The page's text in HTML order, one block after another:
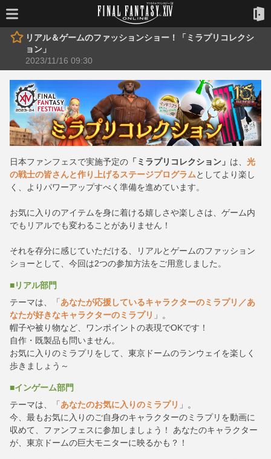
リアル＆ゲームのファッションショー！「ミラプリコレクシ
ョン」
2023/11/16 09:30
日本ファンフェスで実施予定の「ミラプリコレクション」 は、 光
の戦士の皆さんと作り上げるステージプログラムとしてより楽し
く、よりパワーアップすべく準備を進めています。
お気に入りのアイテムを身に着ける嬉しさや楽しさは、ゲーム内
でもリアルでも変わることがありません！
それを存分に感じていただける、リアルとゲームのファッション
ショーとして、今回は2つの参加方法をご用意しました。
■リアル部門
テーマは、「 あなたが応援しているキャラクターのミラプリ／あ
なたが好きなキャラクターのミラプリ 」。
帽子や被り物など、ワンポイントの表現でOKです！
自作・既製品も問いません。
お気に入りのミラプリをして、東京ドームのランウェイを楽しく
歩きましょう～
■インゲーム部門
テーマは、「 あなたのお気に入りのミラプリ 」。
今、最もお気に入りのご自身のキャラクターのミラプリを動画に
収めて、ファンフェスに参加しましょう！ あなたのキャラクター
が、東京ドームの巨大モニターに映るかも？！